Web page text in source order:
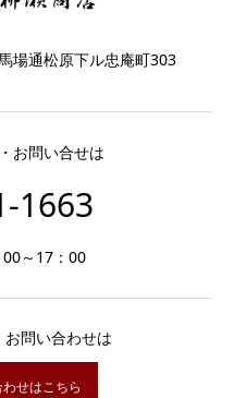
場通松原下ル忠庵町303
お問い合せは
1663
～17：00
お問い合わせは
せはこちら